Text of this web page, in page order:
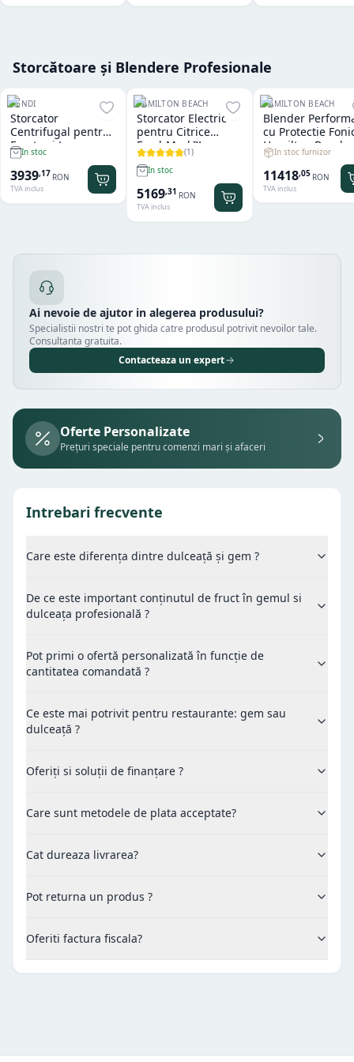
Storcătoare și Blendere Profesionale
HENDI
Storcator
Centrifugal pentru
Fructe si Legume
Hendi
In stoc
3939,17 RON
TVA inclus
HAMILTON BEACH
Storcator Electric
pentru Citrice
FreshMark™
Hamilton Beach
(1)
In stoc
5169,31 RON
TVA inclus
HAMILTON BEACH
Blender
cu Protectie
Hamilton Beach
Summit® Edge
In stoc furnizor
11418,05 RON
TVA inclus
Ai nevoie de ajutor in alegerea produsului?
Specialistii nostri te pot ghida catre produsul potrivit nevoilor tale.
Consultanta gratuita.
Contacteaza un expert
Oferte Personalizate
Prețuri speciale pentru comenzi mari și afaceri
Intrebari frecvente
Care este diferența dintre dulceață și gem ?
De ce este important conținutul de fruct în gemul si
dulceața profesională ?
Pot primi o ofertă personalizată în funcție de
cantitatea comandată ?
Ce este mai potrivit pentru restaurante: gem sau
dulceață ?
Oferiți si soluții de finanțare ?
Care sunt metodele de plata acceptate?
Cat dureaza livrarea?
Pot returna un produs ?
Oferiti factura fiscala?